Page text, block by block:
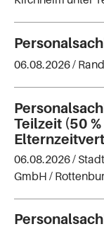
06.08.2026 /
Teilzeit (50
06.08.2026 /
GmbH /